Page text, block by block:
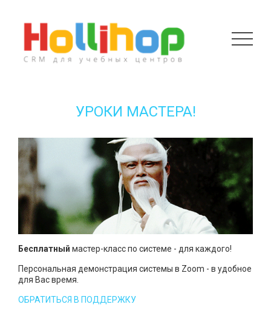
УРОКИ МАСТЕРА!
Бесплатный мастер-класс по системе - для каждого!
Персональная демонстрация системы в Zoom - в удобное
для Вас время.
ОБРАТИТЬСЯ В ПОДДЕРЖКУ